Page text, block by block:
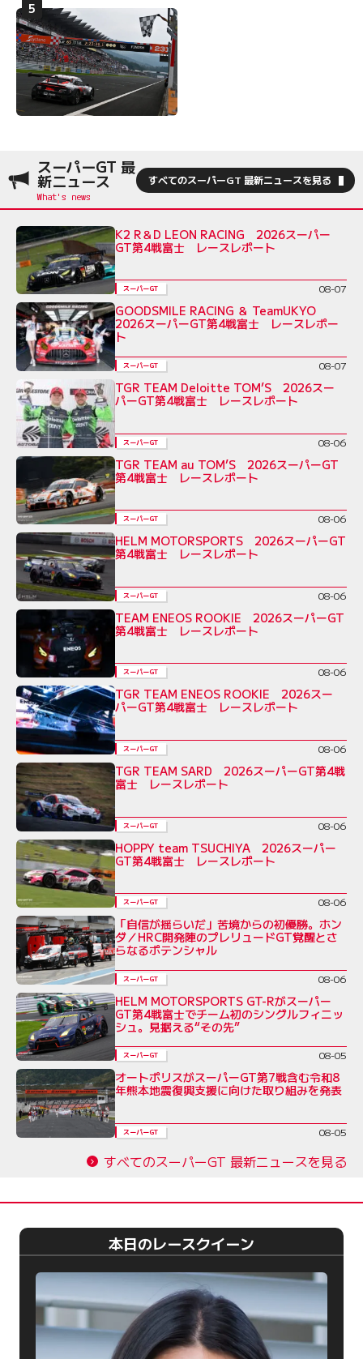
スーパーGT 最
新ニュース すべてのスーパーGT 最新ニュースを見る
K2 R＆D LEON RACING 2026スーパー
GT第4戦富士 レースレポート
スーパーGT 08-07
GOODSMILE RACING ＆ TeamUKYO
2026スーパーGT第4戦富士 レースレポー
ト
スーパーGT 08-07
TGR TEAM Deloitte TOM’S 2026スー
パーGT第4戦富士 レースレポート
スーパーGT 08-06
TGR TEAM au TOM’S 2026スーパーGT
第4戦富士 レースレポート
スーパーGT 08-06
HELM MOTORSPORTS 2026スーパーGT
第4戦富士 レースレポート
スーパーGT 08-06
TEAM ENEOS ROOKIE 2026スーパーGT
第4戦富士 レースレポート
スーパーGT 08-06
TGR TEAM ENEOS ROOKIE 2026スー
パーGT第4戦富士 レースレポート
スーパーGT 08-06
TGR TEAM SARD 2026スーパーGT第4戦
富士 レースレポート
スーパーGT 08-06
HOPPY team TSUCHIYA 2026スーパー
GT第4戦富士 レースレポート
スーパーGT 08-06
「自信が揺らいだ」苦境からの初優勝。ホン
ダ／HRC開発陣のプレリュードGT覚醒とさ
らなるポテンシャル
スーパーGT 08-06
HELM MOTORSPORTS GT-Rがスーパー
GT第4戦富士でチーム初のシングルフィニッ
シュ。見据える“その先”
スーパーGT 08-05
オートポリスがスーパーGT第7戦含む令和8
年熊本地震復興支援に向けた取り組みを発表
スーパーGT 08-05
すべてのスーパーGT 最新ニュースを見る
本日のレースクイーン